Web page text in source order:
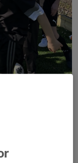
spelade även P13